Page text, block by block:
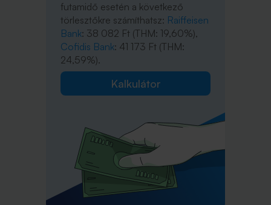
futamidő esetén a következő
törlesztőkre számíthatsz: Raiffeisen
Bank: 38 082 Ft (THM: 19,60%),
Cofidis Bank: 41 173 Ft (THM:
24,59%).
Kalkulátor